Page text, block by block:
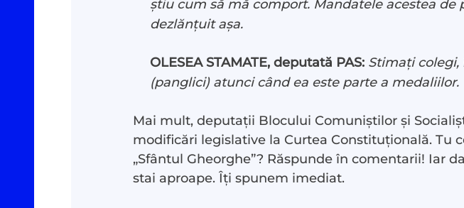
Parlamentul Virtual
#PeScurt din Parlament
știu cum să mă comport. Mandatele acestea
dezlănțuit așa.
OLESEA STAMATE, deputată PAS: Stimați colegi,
(panglici) atunci când ea este parte a medaliilor.
Mai mult, deputații Blocului Comuniștilor și
modificări legislative la Curtea Constituțională. Tu
„Sfântul Gheorghe”? Răspunde în comentarii! Iar
stai aproape. Îți spunem imediat.